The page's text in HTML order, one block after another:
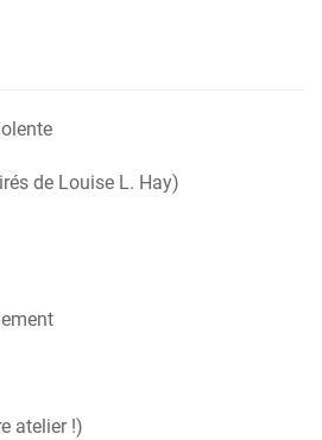
de Louise L. Hay)
atelier !)